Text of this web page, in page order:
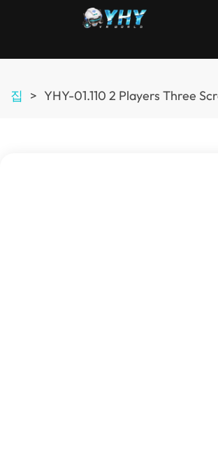
집 > YHY-01.110 2 Players Three